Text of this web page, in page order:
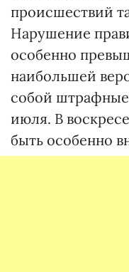
происшествий
Нарушение
особенно
наибольшей
собой штрафные
июля. В
быть особенно